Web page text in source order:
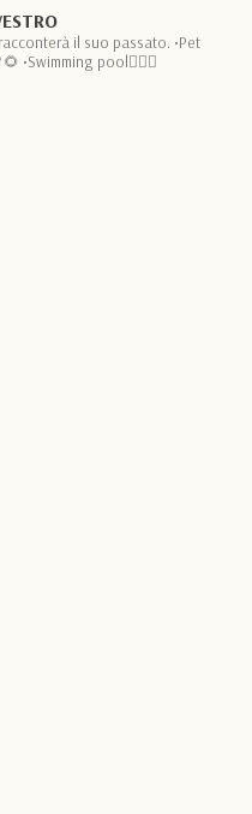
il suo passato. •Pet
•Swimming pool🏊🏻‍♂️